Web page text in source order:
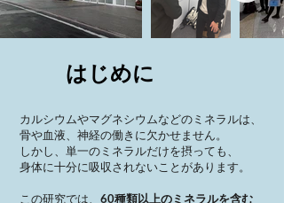
はじめに
カルシウムやマグネシウムなどのミネラルは、
骨や血液、神経の働きに欠かせません。
しかし、単一のミネラルだけを摂っても、
身体に十分に吸収されないことがあります。
この研究では、 60種類以上のミネラルを含む